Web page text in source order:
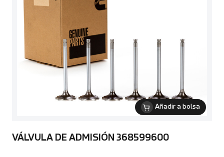
Añadir a bolsa
VÁLVULA DE ADMISIÓN 368599600